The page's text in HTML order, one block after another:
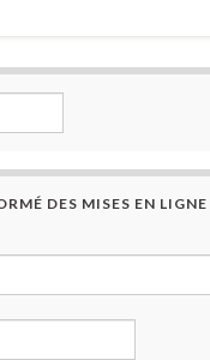
DES MISES EN LIGNE